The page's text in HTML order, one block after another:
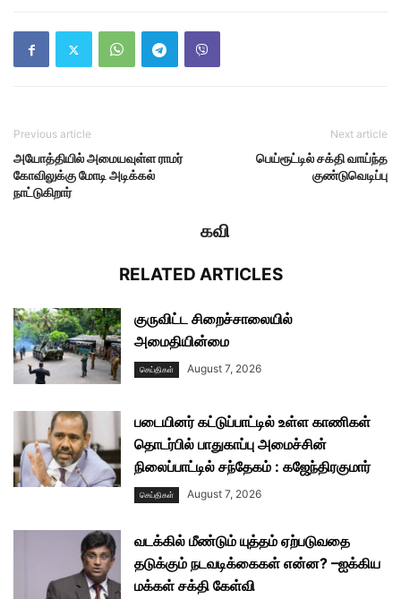
Previous article
அயோத்தியில் அமையவுள்ள ராமர்
கோவிலுக்கு மோடி அடிக்கல்
நாட்டுகிறார்
Next article
பெய்ரூட்டில் சக்தி வாய்ந்த
குண்டுவெடிப்பு
கவி
RELATED ARTICLES
குருவிட்ட சிறைச்சாலையில்
அமைதியின்மை
செய்திகள் August 7, 2026
படையினர் கட்டுப்பாட்டில் உள்ள காணிகள்
தொடர்பில் பாதுகாப்பு அமைச்சின்
நிலைப்பாட்டில் சந்தேகம் : கஜேந்திரகுமார்
செய்திகள் August 7, 2026
வடக்கில் மீண்டும் யுத்தம் ஏற்படுவதை
தடுக்கும் நடவடிக்கைகள் என்ன? –ஐக்கிய
மக்கள் சக்தி கேள்வி